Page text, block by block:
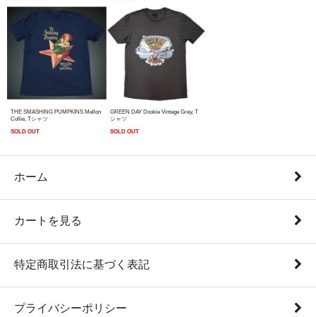
THE SMASHING PUMPKINS Mellon
Collie, Tシャツ
SOLD OUT
GREEN DAY Dookie Vintage Grey, T
シャツ
SOLD OUT
ホーム
カートを見る
特定商取引法に基づく表記
プライバシーポリシー